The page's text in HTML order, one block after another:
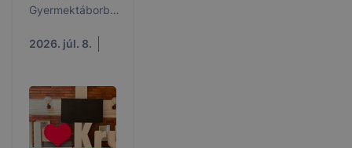
Gyermektáborban
beiratkozott 9-es
gólyatáborba.
2026. júl. 8.